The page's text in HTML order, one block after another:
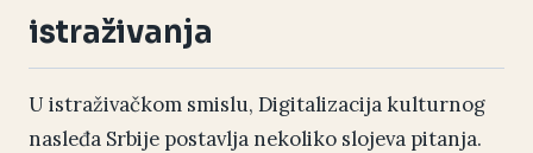
istraživanja
U istraživačkom smislu, Digitalizacija kulturnog
nasleđa Srbije postavlja nekoliko slojeva pitanja.